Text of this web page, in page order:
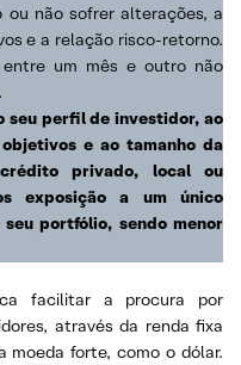
ou não sofrer alterações, a
e a relação risco-retorno.
um mês e outro não
seu perfil de investidor, ao
e ao tamanho da
privado, local ou
exposição a um único
portfólio, sendo menor
facilitar a procura por
através da renda fixa
moeda forte, como o dólar.